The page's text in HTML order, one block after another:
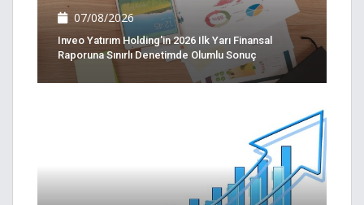
07/08/2026
Inveo Yatırım Holding'in 2026 Ilk Yarı Finansal
Raporuna Sınırlı Denetimde Olumlu Sonuç